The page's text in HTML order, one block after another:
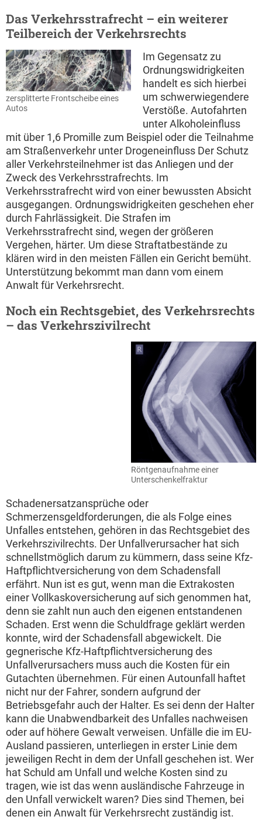
Das Verkehrsstrafrecht – ein weiterer
Teilbereich der Verkehrsrechts
zersplitterte Frontscheibe eines
Autos
Im Gegensatz zu
Ordnungswidrigkeiten
handelt es sich hierbei
um schwerwiegendere
Verstöße. Autofahrten
unter Alkoholeinfluss
mit über 1,6 Promille zum Beispiel oder die Teilnahme
am Straßenverkehr unter Drogeneinfluss Der Schutz
aller Verkehrsteilnehmer ist das Anliegen und der
Zweck des Verkehrsstrafrechts. Im
Verkehrsstrafrecht wird von einer bewussten Absicht
ausgegangen. Ordnungswidrigkeiten geschehen eher
durch Fahrlässigkeit. Die Strafen im
Verkehrsstrafrecht sind, wegen der größeren
Vergehen, härter. Um diese Straftatbestände zu
klären wird in den meisten Fällen ein Gericht bemüht.
Unterstützung bekommt man dann vom einem
Anwalt für Verkehrsrecht.
Noch ein Rechtsgebiet, des Verkehrsrechts
– das Verkehrszivilrecht
Röntgenaufnahme einer
Unterschenkelfraktur
Schadenersatzansprüche oder
Schmerzensgeldforderungen, die als Folge eines
Unfalles entstehen, gehören in das Rechtsgebiet des
Verkehrszivilrechts. Der Unfallverursacher hat sich
schnellstmöglich darum zu kümmern, dass seine Kfz-
Haftpflichtversicherung von dem Schadensfall
erfährt. Nun ist es gut, wenn man die Extrakosten
einer Vollkaskoversicherung auf sich genommen hat,
denn sie zahlt nun auch den eigenen entstandenen
Schaden. Erst wenn die Schuldfrage geklärt werden
konnte, wird der Schadensfall abgewickelt. Die
gegnerische Kfz-Haftpflichtversicherung des
Unfallverursachers muss auch die Kosten für ein
Gutachten übernehmen. Für einen Autounfall haftet
nicht nur der Fahrer, sondern aufgrund der
Betriebsgefahr auch der Halter. Es sei denn der Halter
kann die Unabwendbarkeit des Unfalles nachweisen
oder auf höhere Gewalt verweisen. Unfälle die im EU-
Ausland passieren, unterliegen in erster Linie dem
jeweiligen Recht in dem der Unfall geschehen ist. Wer
hat Schuld am Unfall und welche Kosten sind zu
tragen, wie ist das wenn ausländische Fahrzeuge in
den Unfall verwickelt waren? Dies sind Themen, bei
denen ein Anwalt für Verkehrsrecht zuständig ist.